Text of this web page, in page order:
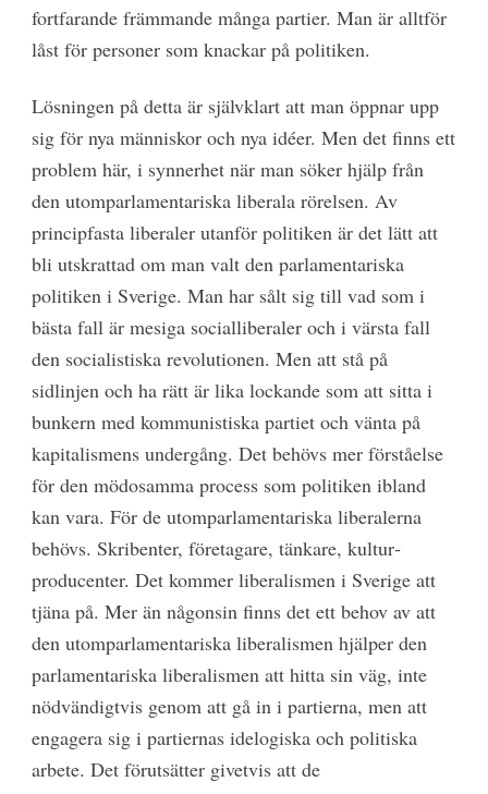
fortfarande främmande många partier. Man är alltför
låst för personer som knackar på politiken.
Lösningen på detta är självklart att man öppnar upp
sig för nya människor och nya idéer. Men det finns ett
problem här, i synnerhet när man söker hjälp från
den utom­parlamentariska liberala rörelsen. Av
principfasta liberaler utanför politiken är det lätt att
bli utskrattad om man valt den parlamentariska
politiken i Sverige. Man har sålt sig till vad som i
bästa fall är mesiga socialliberaler och i värsta fall
den socialistiska revolutionen. Men att stå på
sidlinjen och ha rätt är lika lockande som att sitta i
bunkern med kommunistiska partiet och vänta på
kapitalismens undergång. Det behövs mer förståelse
för den mödosamma process som politiken ibland
kan vara. För de utomparlamentariska liberalerna
behövs. Skribenter, företagare, tänkare, kultur­
producenter. Det kommer liberalismen i Sverige att
tjäna på. Mer än någonsin finns det ett behov av att
den utomparlamentariska liberalismen hjälper den
parlamentariska liberalismen att hitta sin väg, inte
nödvändigtvis genom att gå in i partierna, men att
engagera sig i partiernas idelogiska och politiska
arbete. Det förutsätter givetvis att de